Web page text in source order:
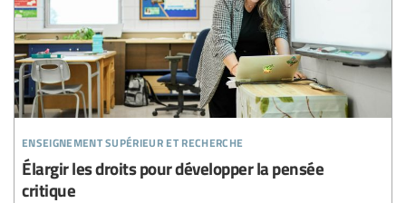
enseignement supérieur et recherche
Élargir les droits pour développer la pensée
critique